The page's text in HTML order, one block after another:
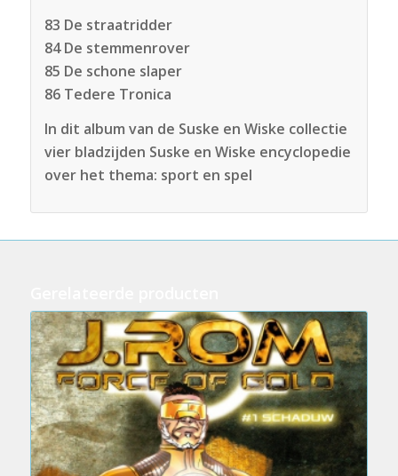
83 De straatridder
84 De stemmenrover
85 De schone slaper
86 Tedere Tronica
In dit album van de Suske en Wiske collectie
vier bladzijden Suske en Wiske encyclopedie
over het thema: sport en spel